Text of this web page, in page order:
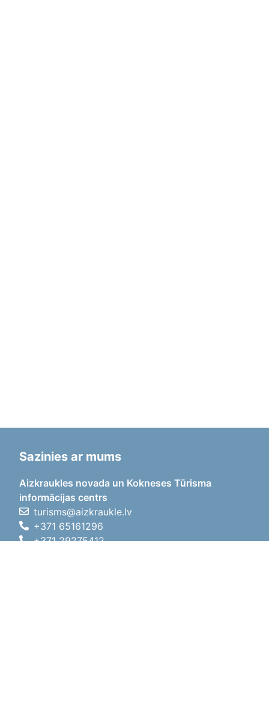
Sazinies ar mums
Aizkraukles novada un Kokneses Tūrisma
informācijas centrs
turisms@aizkraukle.lv
+371 65161296
+371 29275412